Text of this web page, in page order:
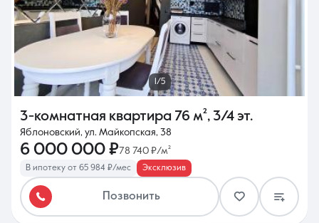
1/5
3-комнатная квартира 76 м², 3/4 эт.
Яблоновский, ул. Майкопская, 38
6 000 000 ₽78 740 ₽/м²
В ипотеку от 65 984 ₽/мес Эксклюзив
Позвонить